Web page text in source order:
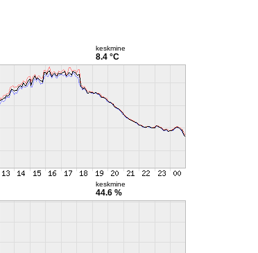
keskmine
8.4 °C
keskmine
44.6 %